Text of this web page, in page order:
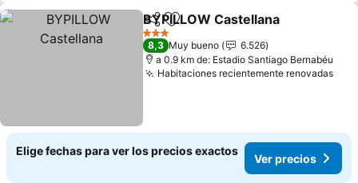
CompartirAgregar a favoritos
BYPILLOW Castellana
3 Estrellas
8,3 Muy bueno
6.526
a 0.9 km de: Estadio Santiago Bernabéu
Habitaciones recientemente renovadasVer
Elige fechas para ver los precios exactos
Ver precios